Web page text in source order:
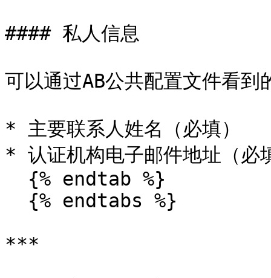
#### 私人信息
可以通过AB公共配置文件看到
* 主要联系人姓名（必填）
* 认证机构电子邮件地址（必
***